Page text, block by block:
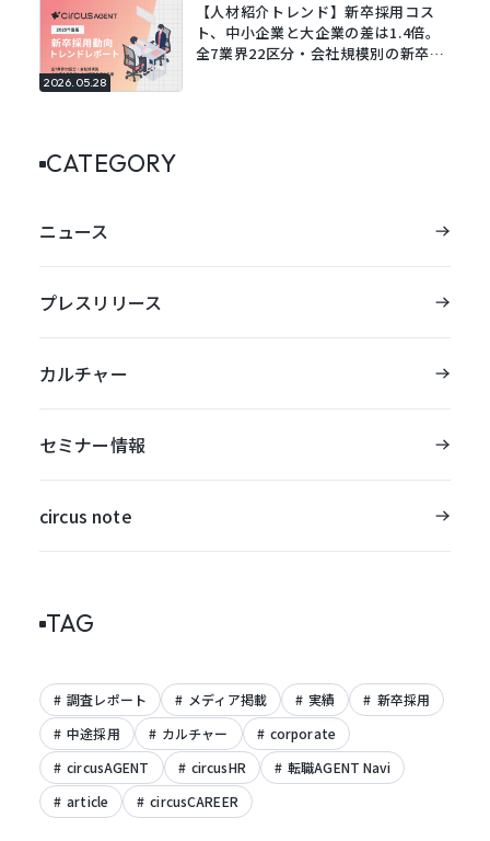
2026.05.28
【人材紹介トレンド】新卒採用コス
ト、中小企業と大企業の差は1.4倍。
全7業界22区分・会社規模別の新卒採
CATEGORY
ニュース
プレスリリース
カルチャー
セミナー情報
circus note
TAG
調査レポート メディア掲載 実績
新卒採用
中途採用
カルチャー
corporate
circusAGENT
circusHR
転職AGENT Navi
article
circusCAREER